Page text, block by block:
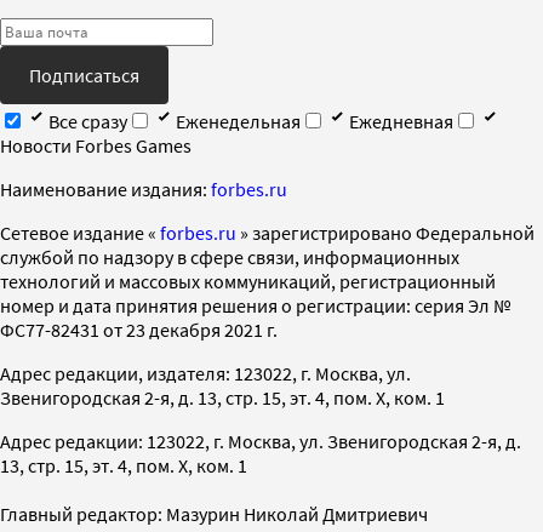
Подписаться
Все сразу
Еженедельная
Ежедневная
Новости Forbes Games
Наименование издания: forbes.ru
Cетевое издание « forbes.ru » зарегистрировано Федеральной
службой по надзору в сфере связи, информационных
технологий и массовых коммуникаций, регистрационный
номер и дата принятия решения о регистрации: серия Эл №
ФС77-82431 от 23 декабря 2021 г.
Адрес редакции, издателя: 123022, г. Москва, ул.
Звенигородская 2-я, д. 13, стр. 15, эт. 4, пом. X, ком. 1
Адрес редакции: 123022, г. Москва, ул. Звенигородская 2-я, д.
13, стр. 15, эт. 4, пом. X, ком. 1
Главный редактор: Мазурин Николай Дмитриевич